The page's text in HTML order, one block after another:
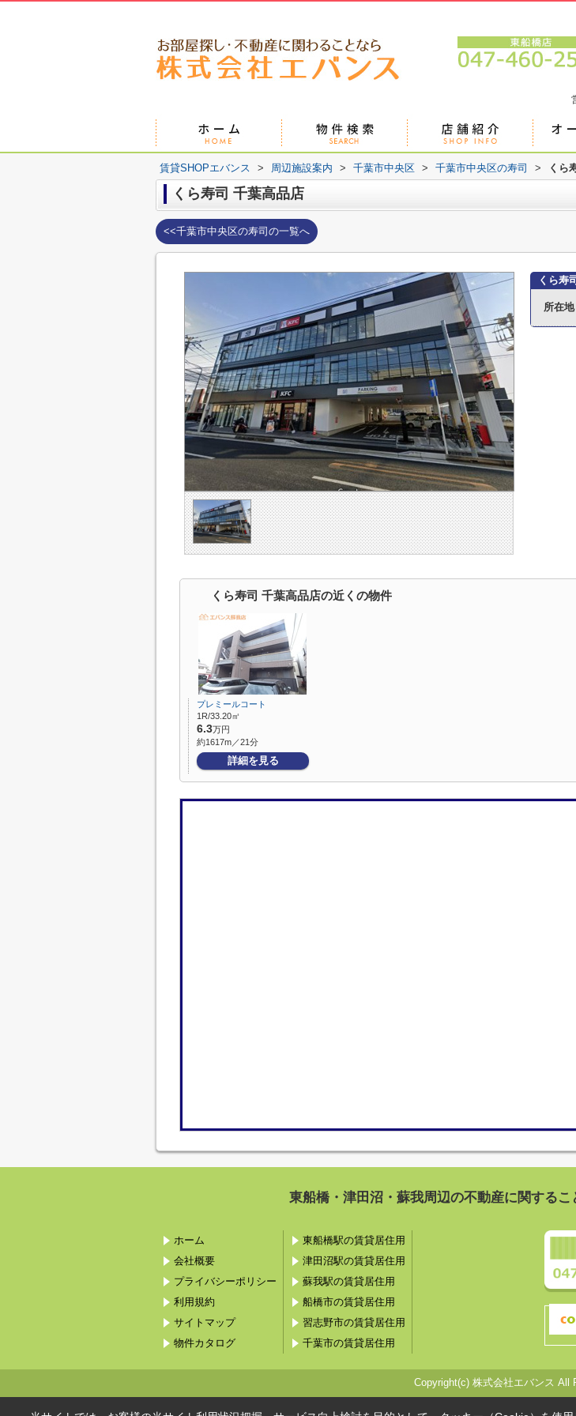
賃貸SHOPエバンス > 周辺施設案内 > 千葉市中央区 > 千葉市中央区の寿司 > くら
くら寿司 千葉高品店
<<千葉市中央区の寿司の一覧へ
くら寿
所在地
くら寿司 千葉高品店の近くの物件
プレミールコート
1R/33.20㎡
6.3万円
約1617m／21分
詳細を見る
東船橋・津田沼・蘇我周辺の不動産に関するこ
ホーム
会社概要
プライバシーポリシー
利用規約
サイトマップ
物件カタログ
東船橋駅の賃貸居住用
津田沼駅の賃貸居住用
蘇我駅の賃貸居住用
船橋市の賃貸居住用
習志野市の賃貸居住用
千葉市の賃貸居住用
Copyright(c) 株式会社エバンス All